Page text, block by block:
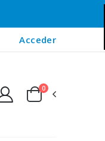
Acceder
0